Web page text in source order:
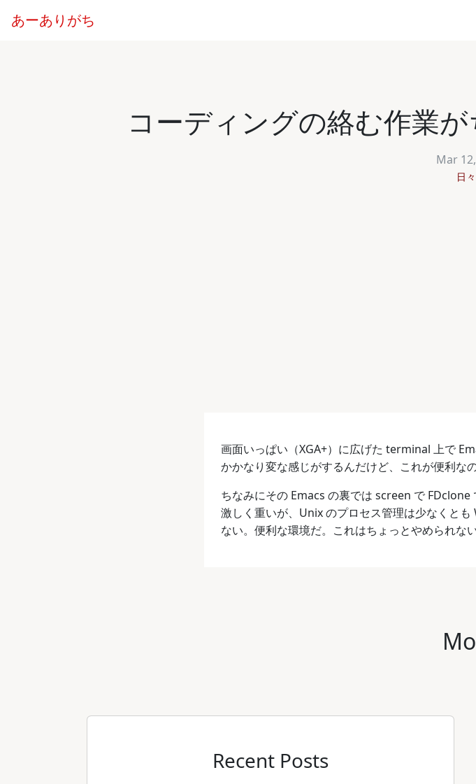
あーありがち
コーディングの絡む作業
Mar
日々
画面いっぱい（XGA+）に広げた terminal 上で
かかなり変な感じがするんだけど、これが便利な
ちなみにその Emacs の裏では screen で
激しく重いが、Unix のプロセス管理は少なくと
ない。便利な環境だ。これはちょっとやめられない
Recent Posts